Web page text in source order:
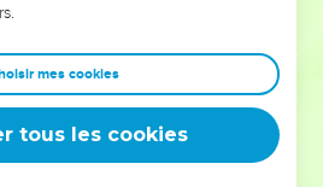
entrepreneurs, et responsables
de sagesse afin que leurs erreurs
Que vous guidiez un ministère, une
famille, leur expérience est faite
mes cookies
tous les cookies